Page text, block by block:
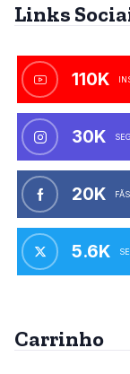
Links
110K
30K
20K FÃS
5.6K
Carrinho